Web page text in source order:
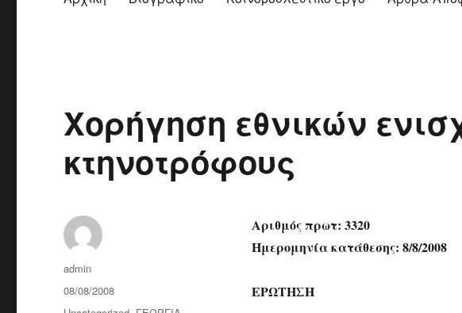
Χορήγηση εθνικών
κτηνοτρόφους
Αριθμός πρωτ: 3320
Ημερομηνία κατάθεσης: 8/8/2008
ΕΡΩΤΗΣΗ
Author
admin
Posted
on
08/08/2008